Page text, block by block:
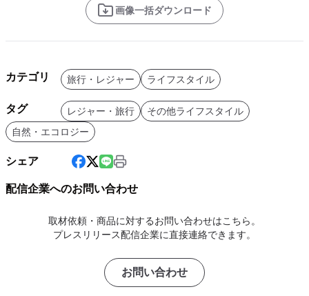
画像一括ダウンロード
カテゴリ 旅行・レジャー ライフスタイル
タグ レジャー・旅行
その他ライフスタイル
自然・エコロジー
シェア
配信企業へのお問い合わせ
取材依頼・商品に対するお問い合わせはこちら。
プレスリリース配信企業に直接連絡できます。
お問い合わせ